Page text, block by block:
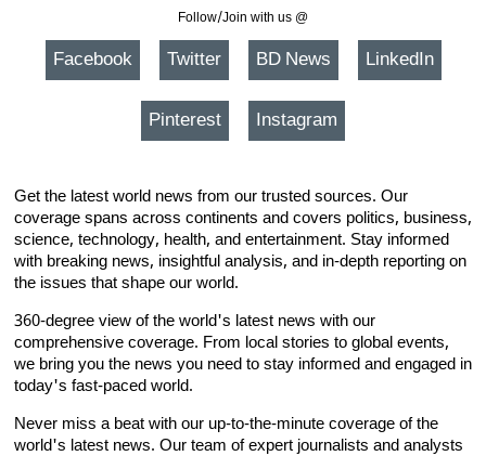
Follow/Join with us @
Facebook Twitter BD News LinkedIn
Pinterest Instagram
Get the latest world news from our trusted sources. Our
coverage spans across continents and covers politics, business,
science, technology, health, and entertainment. Stay informed
with breaking news, insightful analysis, and in-depth reporting on
the issues that shape our world.
360-degree view of the world's latest news with our
comprehensive coverage. From local stories to global events,
we bring you the news you need to stay informed and engaged in
today's fast-paced world.
Never miss a beat with our up-to-the-minute coverage of the
world's latest news. Our team of expert journalists and analysts